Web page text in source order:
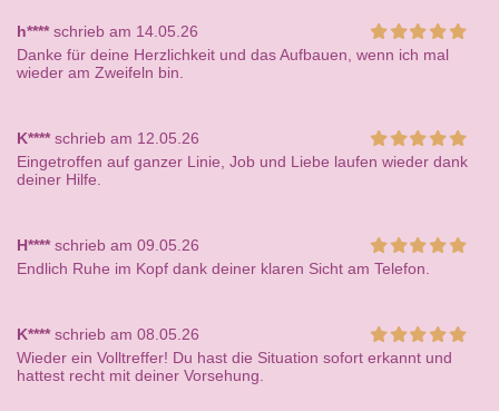
h****schrieb am 14.05.26
Danke für deine Herzlichkeit und das Aufbauen, wenn ich mal
wieder am Zweifeln bin.
K****schrieb am 12.05.26
Eingetroffen auf ganzer Linie, Job und Liebe laufen wieder dank
deiner Hilfe.
H****schrieb am 09.05.26
Endlich Ruhe im Kopf dank deiner klaren Sicht am Telefon.
K****schrieb am 08.05.26
Wieder ein Volltreffer! Du hast die Situation sofort erkannt und
hattest recht mit deiner Vorsehung.